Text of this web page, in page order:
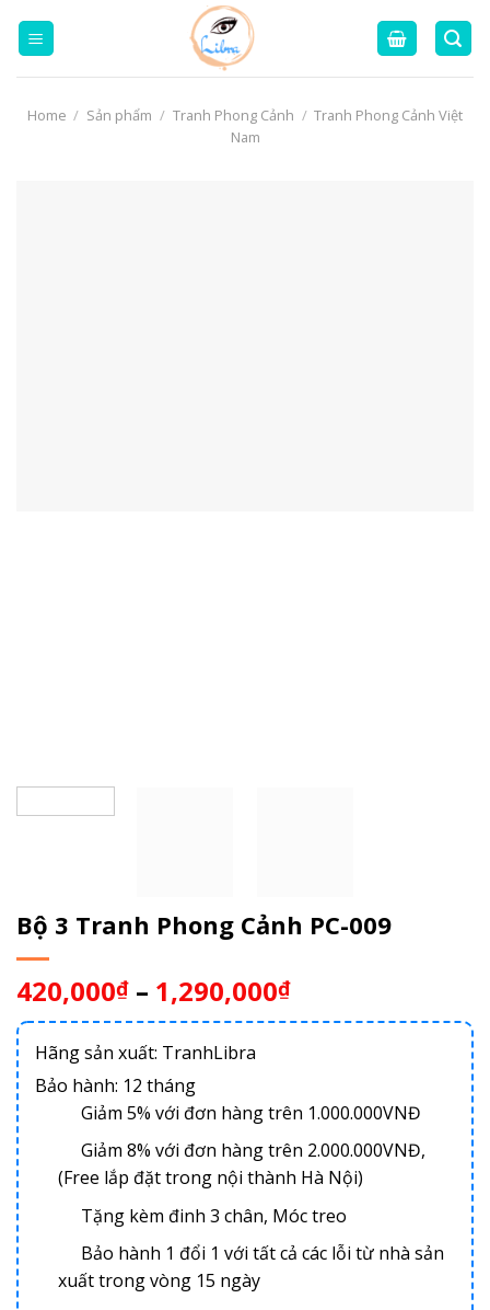
Home / Sản phẩm / Tranh Phong Cảnh / Tranh Phong Cảnh Việt
Nam
Bộ 3 Tranh Phong Cảnh PC-009
420,000₫ – 1,290,000₫
Hãng sản xuất: TranhLibra
Bảo hành: 12 tháng
Giảm 5% với đơn hàng trên 1.000.000VNĐ
Giảm 8% với đơn hàng trên 2.000.000VNĐ,
(Free lắp đặt trong nội thành Hà Nội)
Tặng kèm đinh 3 chân, Móc treo
Bảo hành 1 đổi 1 với tất cả các lỗi từ nhà sản
xuất trong vòng 15 ngày